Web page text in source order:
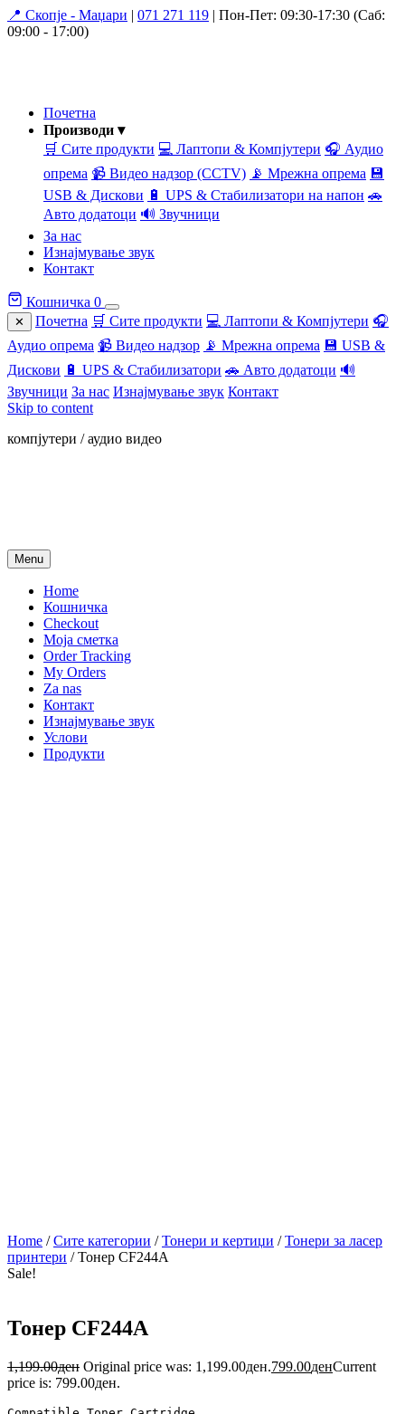
📍 Скопје - Маџари | 071 271 119 | Пон-Пет: 09:30-17:30 (Саб:
09:00 - 17:00)
Почетна
Производи ▾
🛒 Сите продукти 💻 Лаптопи & Компјутери 🎧 Аудио
опрема 📹 Видео надзор (CCTV) 📡 Мрежна опрема 💾
USB & Дискови 🔋 UPS & Стабилизатори на напон 🚗
Авто додатоци 🔊 Звучници
За нас
Изнајмување звук
Контакт
Кошничка 0
✕ Почетна 🛒 Сите продукти 💻 Лаптопи & Компјутери 🎧
Аудио опрема 📹 Видео надзор 📡 Мрежна опрема 💾 USB &
Дискови 🔋 UPS & Стабилизатори 🚗 Авто додатоци 🔊
Звучници За нас Изнајмување звук Контакт
Skip to content
компјутери / аудио видео
Menu
Home
Кошничка
Checkout
Моја сметка
Order Tracking
My Orders
Za nas
Контакт
Изнајмување звук
Услови
Продукти
Home /Сите категории /Тонери и кертиџи /Тонери за ласер
принтери / Тонер CF244A
Sale!
Тонер CF244A
1,199.00ден Original price was: 1,199.00ден.799.00денCurrent
price is: 799.00ден.